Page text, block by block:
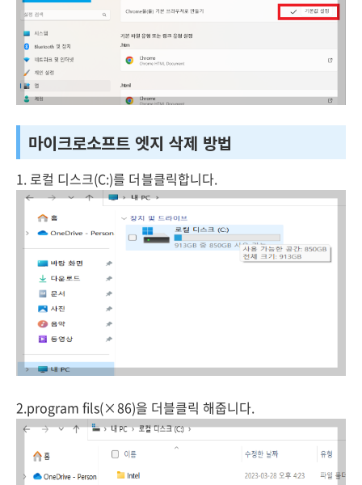
마이크로소프트 엣지 삭제 방법
1. 로컬 디스크(C:)를 더블클릭합니다.
2.program fils(×86)을 더블클릭 해줍니다.